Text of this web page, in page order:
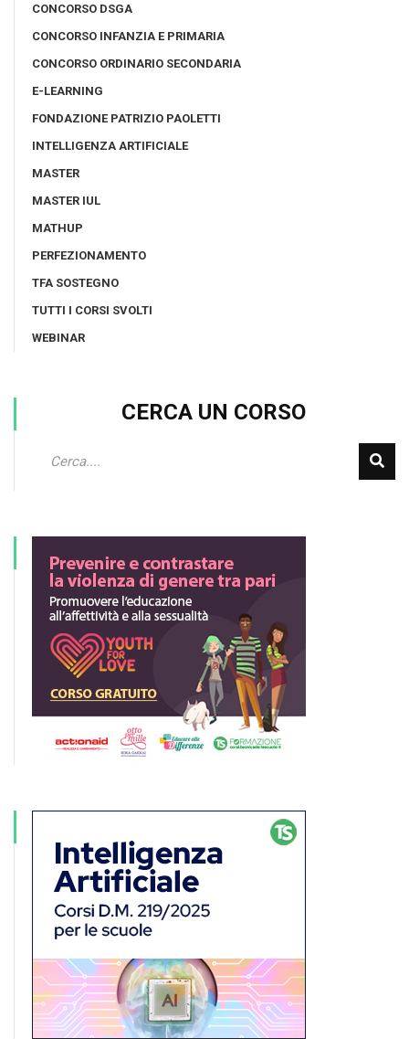
CONCORSO DSGA
CONCORSO INFANZIA E PRIMARIA
CONCORSO ORDINARIO SECONDARIA
E-LEARNING
FONDAZIONE PATRIZIO PAOLETTI
INTELLIGENZA ARTIFICIALE
MASTER
MASTER IUL
MATHUP
PERFEZIONAMENTO
TFA SOSTEGNO
TUTTI I CORSI SVOLTI
WEBINAR
CERCA UN CORSO